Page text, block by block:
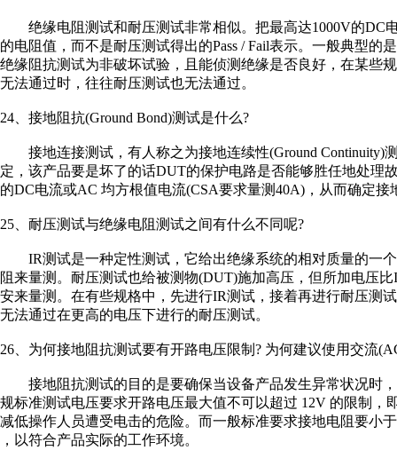
绝缘电阻测试和耐压测试非常相似。把最高达1000V的DC
的电阻值，而不是耐压测试得出的Pass / Fail表示。一般典型
绝缘阻抗测试为非破坏试验，且能侦测绝缘是否良好，在某些
无法通过时，往往耐压测试也无法通过。
24、接地阻抗(Ground Bond)测试是什么?
接地连接测试，有人称之为接地连续性(Ground Continuity)
定，该产品要是坏了的话DUT的保护电路是否能够胜任地处理
的DC电流或AC 均方根值电流(CSA要求量测40A)，从而确定
25、耐压测试与绝缘电阻测试之间有什么不同呢?
IR测试是一种定性测试，它给出绝缘系统的相对质量的一个
阻来量测。耐压测试也给被测物(DUT)施加高压，但所加电压
安来量测。在有些规格中，先进行IR测试，接着再进行耐压测
无法通过在更高的电压下进行的耐压测试。
26、为何接地阻抗测试要有开路电压限制? 为何建议使用交流
接地阻抗测试的目的是要确保当设备产品发生异常状况时
规标准测试电压要求开路电压最大值不可以超过 12V 的限制
减低操作人员遭受电击的危险。而一般标准要求接地电阻要小
，以符合产品实际的工作环境。